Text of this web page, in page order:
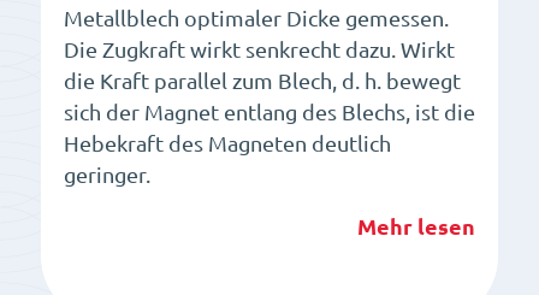
Metallblech optimaler Dicke gemessen.
Die Zugkraft wirkt senkrecht dazu. Wirkt
die Kraft parallel zum Blech, d. h. bewegt
sich der Magnet entlang des Blechs, ist die
Hebekraft des Magneten deutlich
geringer.
Mehr lesen